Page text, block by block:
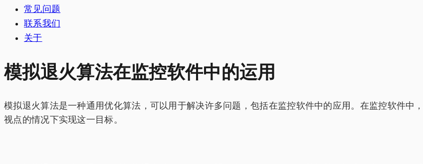
常见问题
联系我们
关于
模拟退火算法在监控软件中的运用
模拟退火算法是一种通用优化算法，可以用于解决许多问题，包括在监控软件中的应用。在监控软件中
视点的情况下实现这一目标。